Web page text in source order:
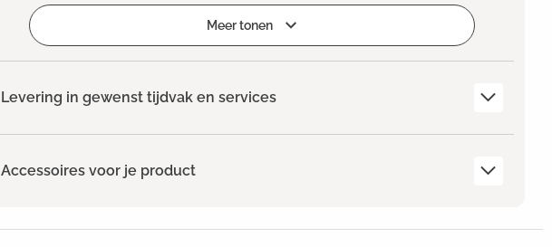
Meer tonen
Levering in gewenst tijdvak en services
Accessoires voor je product